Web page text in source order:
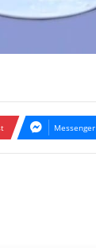
Messenger